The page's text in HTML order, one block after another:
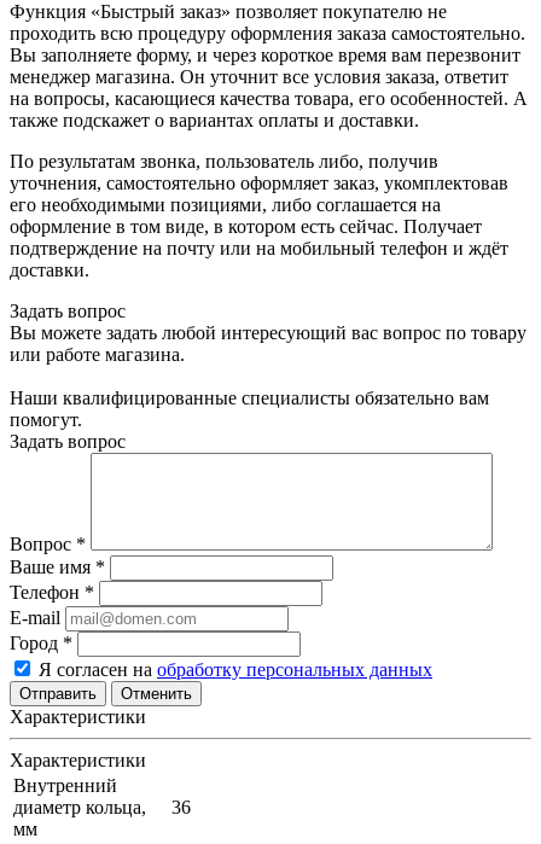
Функция «Быстрый заказ» позволяет покупателю не
проходить всю процедуру оформления заказа самостоятельно.
Вы заполняете форму, и через короткое время вам перезвонит
менеджер магазина. Он уточнит все условия заказа, ответит
на вопросы, касающиеся качества товара, его особенностей. А
также подскажет о вариантах оплаты и доставки.
По результатам звонка, пользователь либо, получив
уточнения, самостоятельно оформляет заказ, укомплектовав
его необходимыми позициями, либо соглашается на
оформление в том виде, в котором есть сейчас. Получает
подтверждение на почту или на мобильный телефон и ждёт
доставки.
Задать вопрос
Вы можете задать любой интересующий вас вопрос по товару
или работе магазина.
Наши квалифицированные специалисты обязательно вам
помогут.
Задать вопрос
Вопрос *
Ваше имя *
Телефон *
E-mail
Город *
Я согласен на обработку персональных данных
Отменить
Характеристики
Характеристики
Внутренний
диаметр кольца,
мм
36